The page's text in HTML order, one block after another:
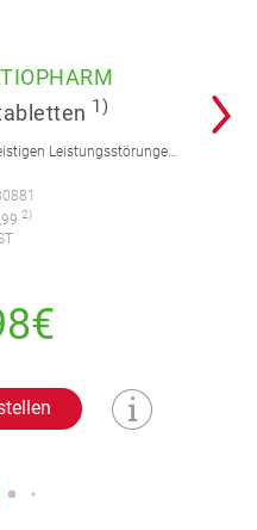
1)
Pflanzliches Arzneimittel bei geistigen Leistungsstörungen und Durchblutungsstörungen.
2)